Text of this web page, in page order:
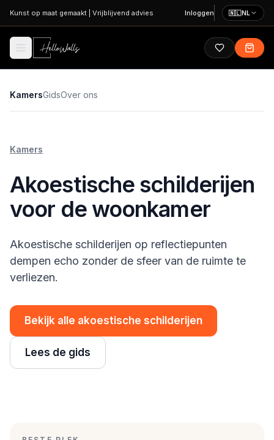
Ga naar hoofdinhoud
Kunst op maat gemaakt Vrijblijvend advies Inloggen 🇳🇱NL
KamersGidsOver ons
Kamers
Akoestische schilderijen
voor de woonkamer
Akoestische schilderijen op reflectiepunten
dempen echo zonder de sfeer van de ruimte te
verliezen.
Bekijk alle akoestische schilderijen
Lees de gids